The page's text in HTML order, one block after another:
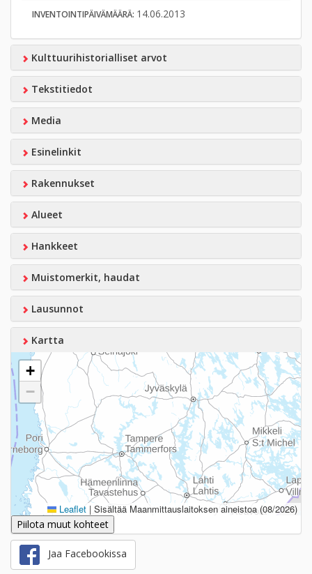
INVENTOINTIPÄIVÄMÄÄRÄ: 14.06.2013
Kulttuurihistorialliset arvot
Tekstitiedot
Media
Esinelinkit
Rakennukset
Alueet
Hankkeet
Muistomerkit, haudat
Lausunnot
Kartta
+
−
Leaflet | Sisältää Maanmittauslaitoksen aineistoa (08/2026)
Piilota muut kohteet
Jaa Facebookissa